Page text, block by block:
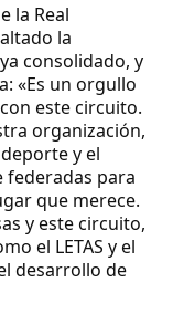
la Real
la
consolidado, y
«Es un orgullo
este circuito.
organización,
y el
federadas para
que merece.
y este circuito,
el LETAS y el
desarrollo de